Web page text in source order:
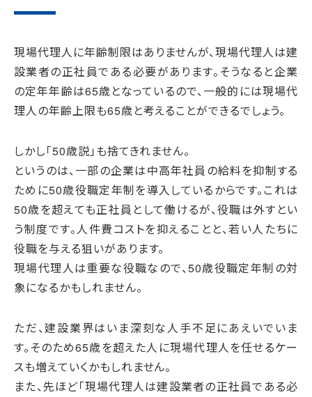
現場代理人に年齢制限はありませんが、現場代理人は建
設業者の正社員である必要があります。そうなると企業
の定年年齢は65歳となっているので、一般的には現場代
理人の年齢上限も65歳と考えることができるでしょう。
しかし「50歳説」も捨てきれません。
というのは、一部の企業は中高年社員の給料を抑制する
ために50歳役職定年制を導入しているからです。これは
50歳を超えても正社員として働けるが、役職は外すとい
う制度です。人件費コストを抑えることと、若い人たちに
役職を与える狙いがあります。
現場代理人は重要な役職なので、50歳役職定年制の対
象になるかもしれません。
ただ、建設業界はいま深刻な人手不足にあえいでいま
す。そのため65歳を超えた人に現場代理人を任せるケー
スも増えていくかもしれません。
また、先ほど「現場代理人は建設業者の正社員である必